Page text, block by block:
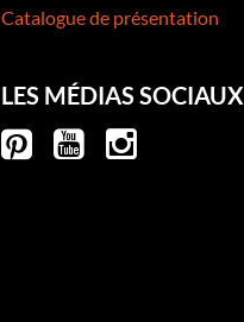
Catalogue de présentation
LES MÉDIAS SOCIAUX